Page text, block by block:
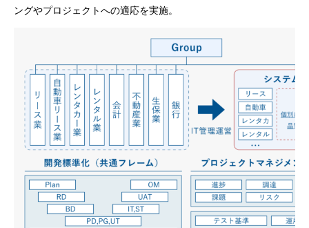
ングやプロジェクトへの適応を実施。